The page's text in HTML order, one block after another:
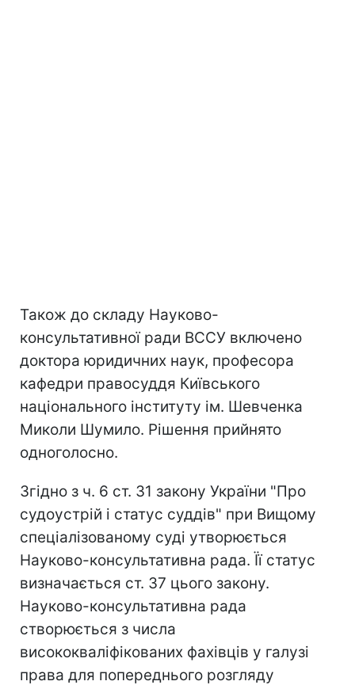
Також до складу Науково-
консультативної ради ВССУ включено
доктора юридичних наук, професора
кафедри правосуддя Київського
національного інституту ім. Шевченка
Миколи Шумило. Рішення прийнято
одноголосно.
Згідно з ч. 6 ст. 31 закону України "Про
судоустрій і статус суддів" при Вищому
спеціалізованому суді утворюється
Науково-консультативна рада. Її статус
визначається ст. 37 цього закону.
Науково-консультативна рада
створюється з числа
висококваліфікованих фахівців у галузі
права для попереднього розгляду